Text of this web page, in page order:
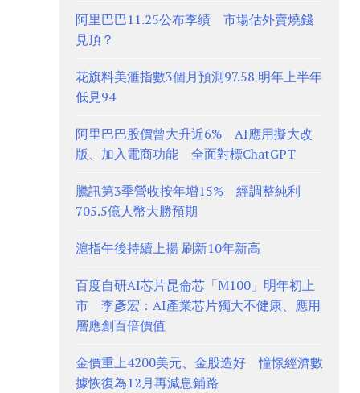
阿里巴巴11.25公布季績 市場估外賣燒錢
見頂？
花旗料美滙指數3個月預測97.58 明年上半年
低見94
阿里巴巴股價曾大升近6% AI應用擬大改
版、加入電商功能 全面對標ChatGPT
騰訊第3季營收按年增15% 經調整純利
705.5億人幣大勝預期
滬指午後持續上揚 刷新10年新高
百度自研AI芯片昆侖芯「M100」明年初上
市 李彥宏：AI產業芯片獨大不健康、應用
層應創百倍價值
金價重上4200美元、金股造好 憧憬經濟數
據恢復為12月再減息鋪路